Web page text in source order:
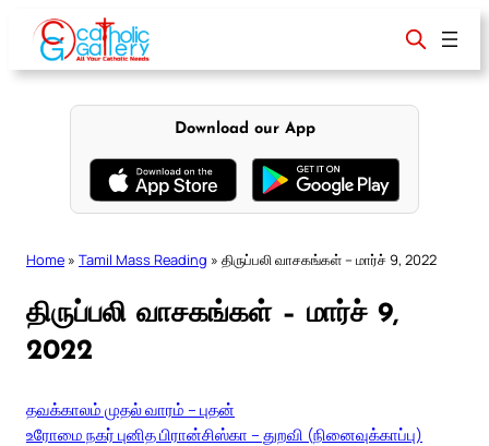
content
Download our App
Home » Tamil Mass Reading » திருப்பலி வாசகங்கள் – மார்ச் 9, 2022
திருப்பலி வாசகங்கள் – மார்ச் 9,
2022
தவக்காலம் முதல் வாரம் – புதன்
உரோமை நகர் புனித பிரான்சிஸ்கா – துறவி (நினைவுக்காப்பு)